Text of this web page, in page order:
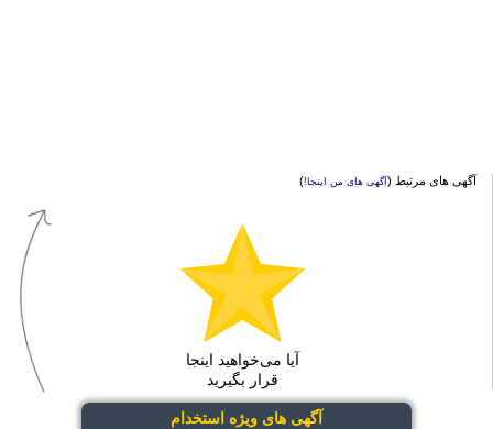
آگهی های مرتبط (آگهی های من اینجا!)
آیا می‌خواهید اینجا
قرار بگیرید
آگهی های ویژه استخدام